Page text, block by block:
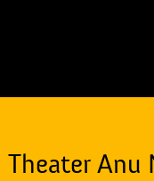
Theater Anu